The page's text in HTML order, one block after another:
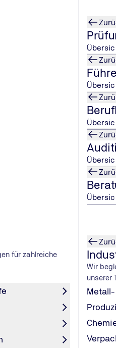
für zahlreiche
Wir
unserer
OPerability)
oder Teilsystems, die
so viele Gefahren wie
herbeigeführt werden